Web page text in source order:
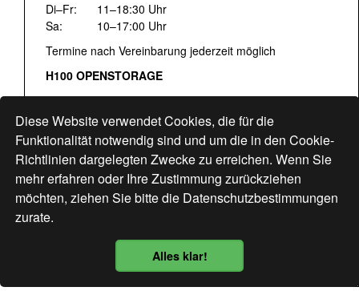
Datenschutzbestimmung
Diese Website verwendet Cookies, die für die
Funktionalität notwendig sind und um die in den Cookie-
Richtlinien dargelegten Zwecke zu erreichen. Wenn Sie
mehr erfahren oder Ihre Zustimmung zurückziehen
möchten, ziehen Sie bitte die Datenschutzbestimmungen
zurate.
Alles klar!
Di–Fr:
11–18:30 Uhr
Sa:
10–17:00 Uhr
Termine nach Vereinbarung jederzeit möglich
H100 OPENSTORAGE
Fr:
16:00–18:30 Uhr
Sa: 12:00–17:00 Uhr
Hohlstrasse 122
www.bogen33.ch